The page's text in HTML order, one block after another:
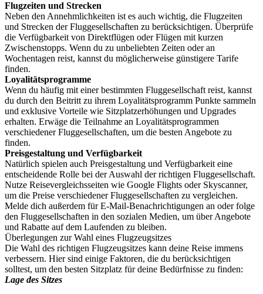
Flugzeiten und Strecken
Neben den Annehmlichkeiten ist es auch wichtig, die Flugzeiten
und Strecken der Fluggesellschaften zu berücksichtigen. Überprüfe
die Verfügbarkeit von Direktflügen oder Flügen mit kurzen
Zwischenstopps. Wenn du zu unbeliebten Zeiten oder an
Wochentagen reist, kannst du möglicherweise günstigere Tarife
finden.
Loyalitätsprogramme
Wenn du häufig mit einer bestimmten Fluggesellschaft reist, kannst
du durch den Beitritt zu ihrem Loyalitätsprogramm Punkte sammeln
und exklusive Vorteile wie Sitzplatzerhöhungen und Upgrades
erhalten. Erwäge die Teilnahme an Loyalitätsprogrammen
verschiedener Fluggesellschaften, um die besten Angebote zu
finden.
Preisgestaltung und Verfügbarkeit
Natürlich spielen auch Preisgestaltung und Verfügbarkeit eine
entscheidende Rolle bei der Auswahl der richtigen Fluggesellschaft.
Nutze Reisevergleichsseiten wie Google Flights oder Skyscanner,
um die Preise verschiedener Fluggesellschaften zu vergleichen.
Melde dich außerdem für E-Mail-Benachrichtigungen an oder folge
den Fluggesellschaften in den sozialen Medien, um über Angebote
und Rabatte auf dem Laufenden zu bleiben.
Überlegungen zur Wahl eines Flugzeugsitzes
Die Wahl des richtigen Flugzeugsitzes kann deine Reise immens
verbessern. Hier sind einige Faktoren, die du berücksichtigen
solltest, um den besten Sitzplatz für deine Bedürfnisse zu finden:
Lage des Sitzes